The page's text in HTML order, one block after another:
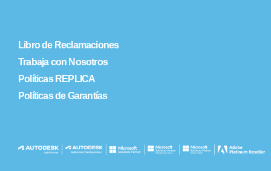
Libro de Reclamaciones
Trabaja con Nosotros
Políticas REPLICA
Políticas de Garantías